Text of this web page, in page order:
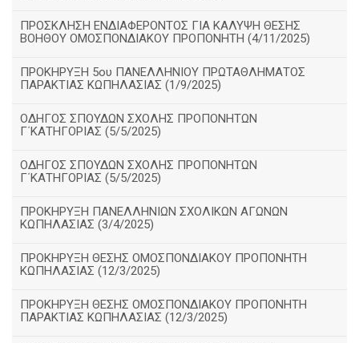
ΠΡΟΣΚΛΗΣΗ ΕΝΔΙΑΦΕΡΟΝΤΟΣ ΓΙΑ ΚΑΛΥΨΗ ΘΕΣΗΣ
ΒΟΗΘΟΥ ΟΜΟΣΠΟΝΔΙΑΚΟΥ ΠΡΟΠΟΝΗΤΗ (4/11/2025)
ΠΡΟΚΗΡΥΞΗ 5ου ΠΑΝΕΛΛΗΝΙΟΥ ΠΡΩΤΑΘΛΗΜΑΤΟΣ
ΠΑΡΑΚΤΙΑΣ ΚΩΠΗΛΑΣΙΑΣ (1/9/2025)
ΟΔΗΓΟΣ ΣΠΟΥΔΩΝ ΣΧΟΛΗΣ ΠΡΟΠΟΝΗΤΩΝ
Γ΄ΚΑΤΗΓΟΡΙΑΣ (5/5/2025)
ΟΔΗΓΟΣ ΣΠΟΥΔΩΝ ΣΧΟΛΗΣ ΠΡΟΠΟΝΗΤΩΝ
Γ΄ΚΑΤΗΓΟΡΙΑΣ (5/5/2025)
ΠΡΟΚΗΡΥΞΗ ΠΑΝΕΛΛΗΝΙΩΝ ΣΧΟΛΙΚΩΝ ΑΓΩΝΩΝ
ΚΩΠΗΛΑΣΙΑΣ (3/4/2025)
ΠΡΟΚΗΡΥΞΗ ΘΕΣΗΣ ΟΜΟΣΠΟΝΔΙΑΚΟΥ ΠΡΟΠΟΝΗΤΗ
ΚΩΠΗΛΑΣΙΑΣ (12/3/2025)
ΠΡΟΚΗΡΥΞΗ ΘΕΣΗΣ ΟΜΟΣΠΟΝΔΙΑΚΟΥ ΠΡΟΠΟΝΗΤΗ
ΠΑΡΑΚΤΙΑΣ ΚΩΠΗΛΑΣΙΑΣ (12/3/2025)